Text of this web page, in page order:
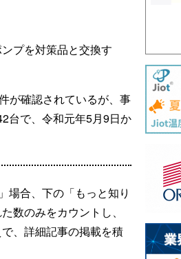
プを対策品と交換す
が確認されているが、事
台で、令和元年5月9日か
場合、下の「もっと知り
数のみをカウントし、
、詳細記事の掲載を積